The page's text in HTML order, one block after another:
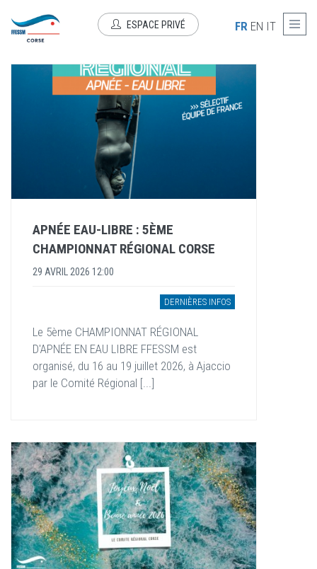
ESPACE PRIVÉ FR EN IT
DERNIÈRES INFOS
APNÉE EAU-LIBRE : 5ÈME
CHAMPIONNAT RÉGIONAL CORSE
29 AVRIL 2026 12:00
DERNIÈRES INFOS
Le 5ème CHAMPIONNAT RÉGIONAL
D'APNÉE EN EAU LIBRE FFESSM est
organisé, du 16 au 19 juillet 2026, à Ajaccio
par le Comité Régional [...]